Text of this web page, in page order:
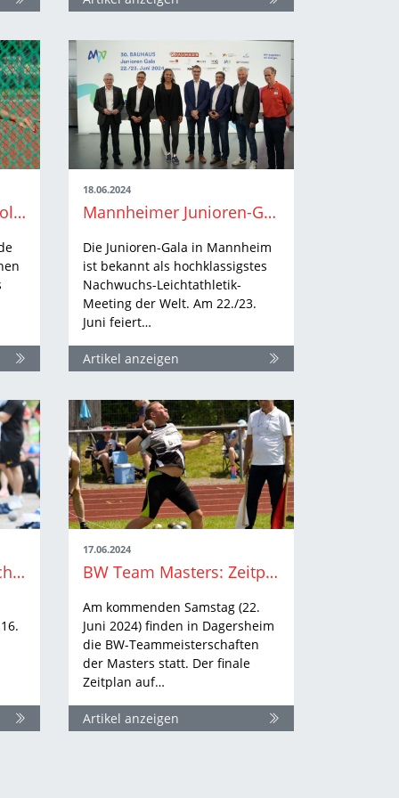
Masters-Athlet:innen holen zahlreiche DM-Medaillen nach Baden-Württemberg
18.06.2024
Mannheimer Junioren-Gala empfängt zum 30. Jubiläum Gäste aus 24 Nationen
Die Junioren-Gala in Mannheim
ist bekannt als hochklassigstes
Nachwuchs-Leichtathletik-
Meeting der Welt. Am 22./23.
Juni feiert…
Artikel anzeigen
Süddeutsche Meisterschaften Aktive/U18: Eine Norm nach der anderen
17.06.2024
BW Team Masters: Zeitplan veröffentlicht
Am kommenden Samstag (22.
Juni 2024) finden in Dagersheim
die BW-Teammeisterschaften
der Masters statt. Der finale
Zeitplan auf…
Artikel anzeigen